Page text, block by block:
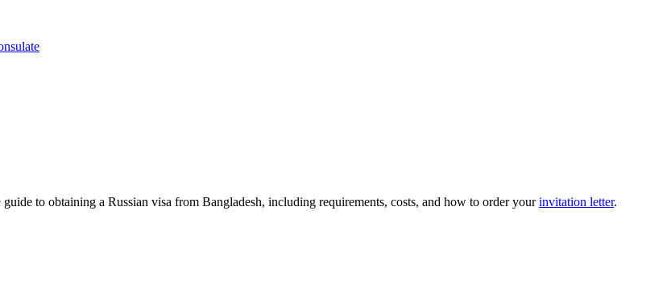
to obtaining a Russian visa from Bangladesh, including requirements, costs, and how to order yourinvitation letter.